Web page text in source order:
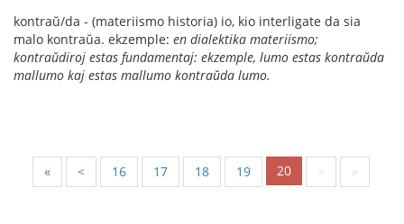
kontraŭ/da - (materiismo historia) io, kio interligate da sia
malo kontraŭa. ekzemple: en dialektika materiismo;
kontraŭdiroj estas fundamentaj: ekzemple, lumo estas kontraŭda
mallumo kaj estas mallumo kontraŭda lumo.
« < 16 17 18 19 20 > »